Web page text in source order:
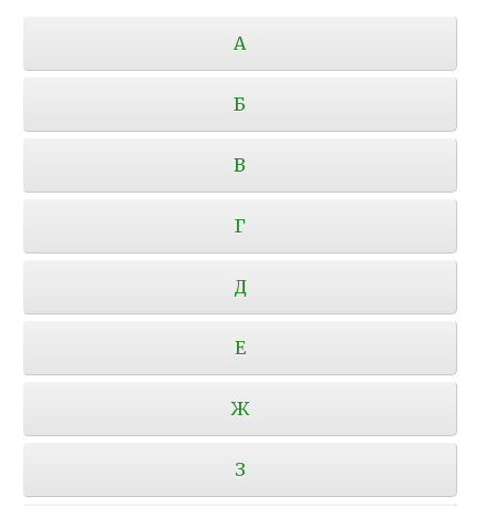
А
Б
В
Г
Д
Е
Ж
З